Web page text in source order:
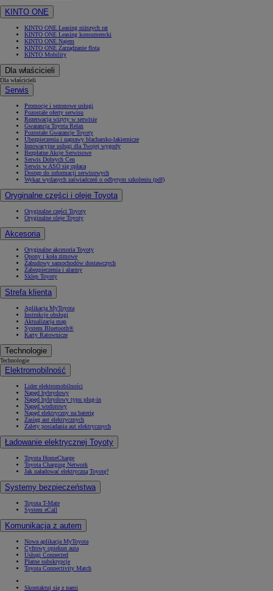
KINTO ONE
KINTO ONE Leasing niższych rat
KINTO ONE Leasing konsumencki
KINTO ONE Najem
KINTO ONE Zarządzanie flotą
KINTO Mobility
Dla właścicieli
Dla właścicieli
Serwis
Promocje i sezonowe usługi
Pozostałe oferty serwisu
Rezerwacja wizyty w serwisie
Gwarancja Toyota Relax
Pozostałe Gwarancje Toyoty
Ubezpieczenia i naprawy blacharsko-lakiernicze
Innowacyjne usługi dla Twojej wygody
Bezpłatne Akcje Serwisowe
Serwis Dobrych Cen
Serwis w ASO się opłaca
Dostęp do informacji serwisowych
Wykaz wydanych zaświadczeń o odbytym szkoleniu (pdf)
Oryginalne części i oleje Toyota
Oryginalne części Toyoty
Oryginalne oleje Toyoty
Akcesoria
Oryginalne akcesoria Toyoty
Opony i koła zimowe
Zabudowy samochodów dostawczych
Zabezpieczenia i alarmy
Sklep Toyoty
Strefa klienta
Aplikacja MyToyota
Instrukcje obsługi
Aktualizacja map
System Bluetooth®
Karty Ratownicze
Technologie
Technologie
Elektromobilność
Lider elektromobilności
Napęd hybrydowy
Napęd hybrydowy typu plug-in
Napęd wodorowy
Napęd elektryczny na baterię
Zasięg aut elektrycznych
Zalety posiadania aut elektrycznych
Ładowanie elektrycznej Toyoty
Toyota HomeCharge
Toyota Charging Network
Jak naładować elektryczną Toyotę?
Systemy bezpieczeństwa
Toyota T-Mate
System eCall
Komunikacja z autem
Nowa aplikacja MyToyota
Cyfrowy opiekun auta
Usługi Connected
Płatne subskrypcje
Toyota Connectivity Match
Skontaktuj się z nami